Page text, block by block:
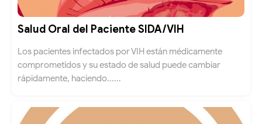
Salud Oral del Paciente SIDA/VIH
Los pacientes infectados por VIH están médicamente
comprometidos y su estado de salud puede cambiar
rápidamente, haciendo......